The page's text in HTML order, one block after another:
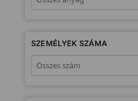
SZEMÉLYEK SZÁMA